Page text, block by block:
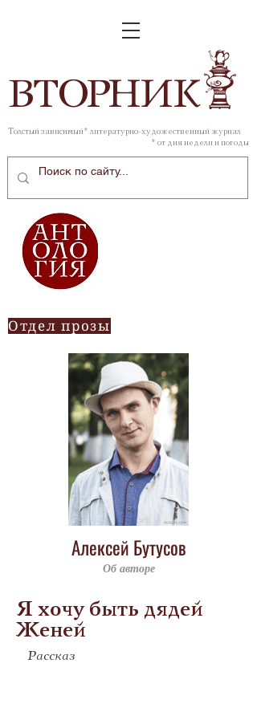
ВТОРНИК
Толстый зависимый* литературно-художественный журнал
* от дня недели и погоды
Отдел прозы
Алексей Бутусов
Об авторе
Я хочу быть дядей
Женей
Рассказ